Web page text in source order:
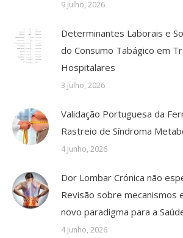
9 Julho, 2026
Determinantes Laborais e
do Consumo Tabágico em
Hospitalares
3 Julho, 2026
Validação Portuguesa da
Rastreio de Síndroma
4 Junho, 2026
Dor Lombar Crónica não
Revisão sobre mecanismos
novo paradigma para a
4 Junho, 2026